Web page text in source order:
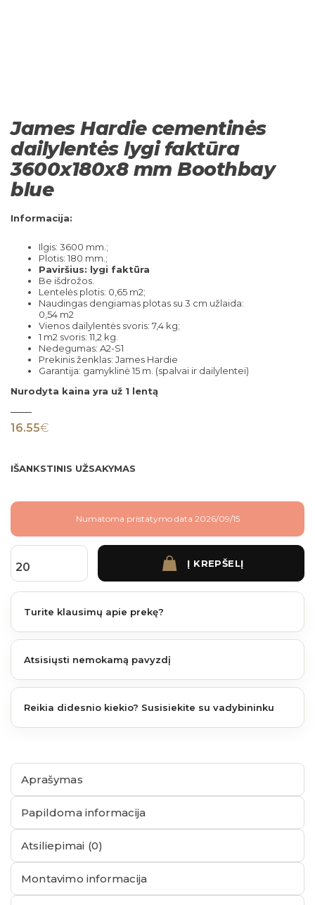
James Hardie cementinės
dailylentės lygi faktūra
3600x180x8 mm Boothbay
blue
Informacija:
Ilgis: 3600 mm.;
Plotis: 180 mm.;
Paviršius: lygi faktūra
Be išdrožos.
Lentelės plotis: 0,65 m2;
Naudingas dengiamas plotas su 3 cm užlaida:
0,54 m2
Vienos dailylentės svoris: 7,4 kg;
1 m2 svoris: 11,2 kg.
Nedegumas: A2-S1
Prekinis ženklas: James Hardie
Garantija: gamyklinė 15 m. (spalvai ir dailylentei)
Nurodyta kaina yra už 1 lentą
16.55€
IŠANKSTINIS UŽSAKYMAS
Numatoma pristatymo data 2026/09/15
produkto kiekis: James Hardie cementinės dailylentės lygi faktūra 3600x180x8
Į KREPŠELĮ
Turite klausimų apie prekę?
Atsisiųsti nemokamą pavyzdį
Reikia didesnio kiekio? Susisiekite su vadybininku
Aprašymas
Papildoma informacija
Atsiliepimai (0)
Montavimo informacija